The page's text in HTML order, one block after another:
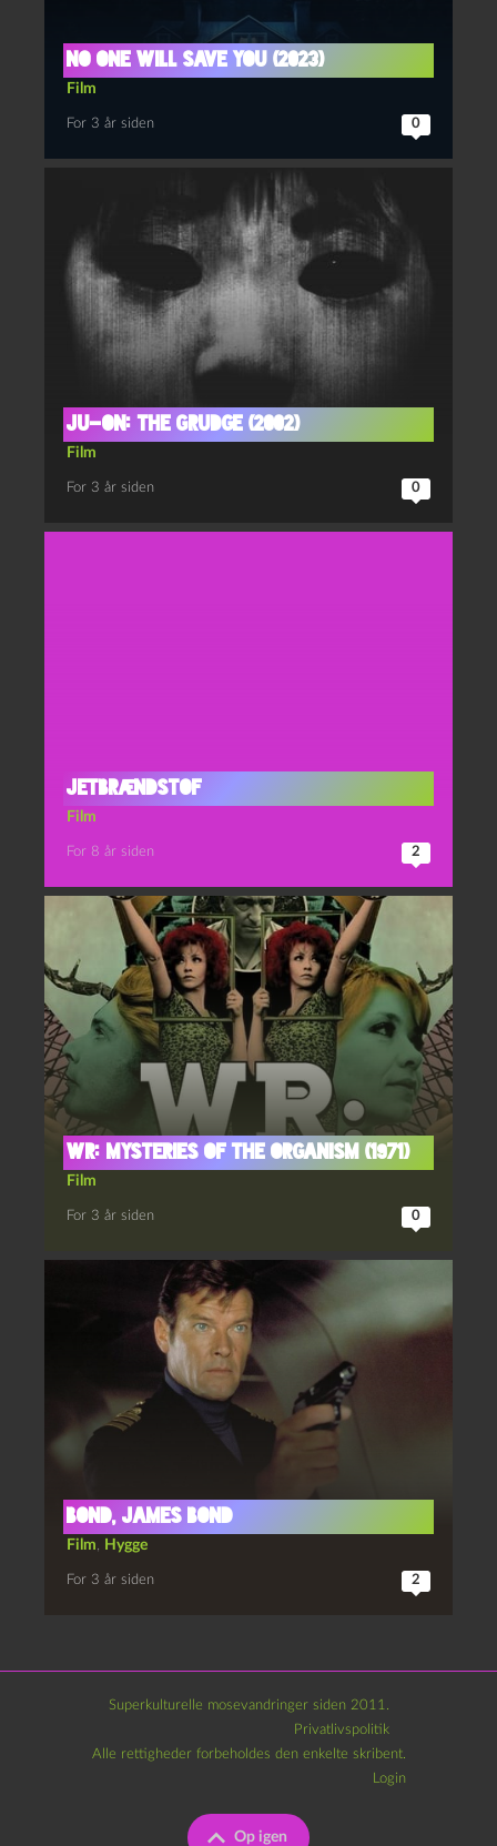
No one will save you (2023)
Film
For 3 år siden 0
Ju-on: The grudge (2002)
Film
For 3 år siden 0
Jetbrændstof
Film
For 8 år siden 2
WR: Mysteries of the organism (1971)
Film
For 3 år siden 0
Bond, James Bond
Film, Hygge
For 3 år siden 2
Superkulturelle mosevandringer siden 2011.
Privatlivspolitik
Op igen
Alle rettigheder forbeholdes den enkelte skribent.
Login